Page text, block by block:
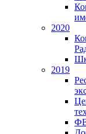
2020
2019